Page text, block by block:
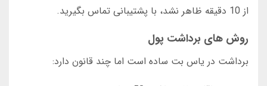
از 10 دقیقه ظاهر نشد، با پشتیبانی تماس بگیرید.
روش های برداشت پول
برداشت در یاس بت ساده است اما چند قانون دارد: